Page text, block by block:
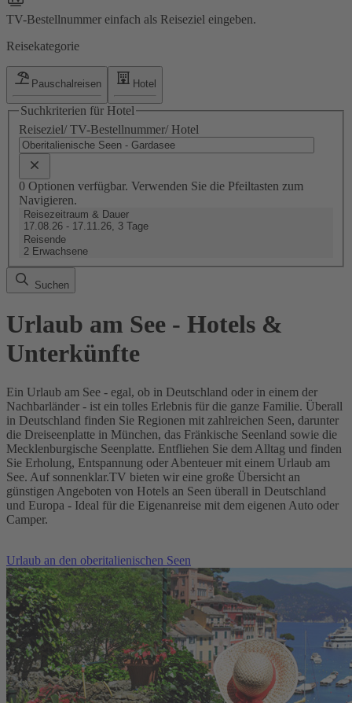
TV-Bestellnummer einfach als Reiseziel eingeben.
Reisekategorie
Pauschalreisen Hotel
Suchkriterien für Hotel
Reiseziel/ TV-Bestellnummer/ Hotel
0 Optionen verfügbar. Verwenden Sie die Pfeiltasten zum
Navigieren.
Reisezeitraum & Dauer
17.08.26 - 17.11.26, 3 Tage
Reisende
2 Erwachsene
Suchen
Urlaub am See - Hotels &
Unterkünfte
Ein Urlaub am See - egal, ob in Deutschland oder in einem der
Nachbarländer - ist ein tolles Erlebnis für die ganze Familie. Überall
in Deutschland finden Sie Regionen mit zahlreichen Seen, darunter
die Dreiseenplatte in München, das Fränkische Seenland sowie die
Mecklenburgische Seenplatte. Entfliehen Sie dem Alltag und finden
Sie Erholung, Entspannung oder Abenteuer mit einem Urlaub am
See. Auf sonnenklar.TV bieten wir eine große Übersicht an
günstigen Angeboten von Hotels an Seen überall in Deutschland
und Europa - Ideal für die Eigenanreise mit dem eigenen Auto oder
Camper.
Urlaub an den oberitalienischen Seen